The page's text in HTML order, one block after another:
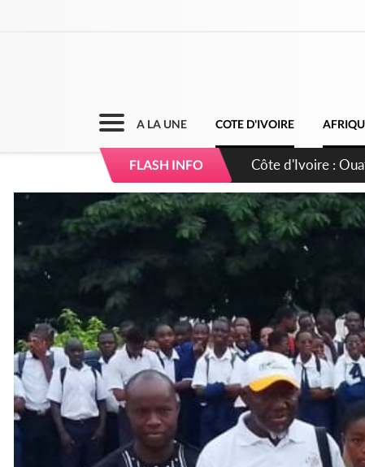
A LA UNE COTE D'IVOIRE
FLASH INFO
Côte d'Ivoire : 66è
grands